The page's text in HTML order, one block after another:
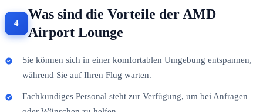
Was sind die Vorteile der AMD
Airport Lounge
Sie können sich in einer komfortablen Umgebung entspannen,
während Sie auf Ihren Flug warten.
Fachkundiges Personal steht zur Verfügung, um bei Anfragen